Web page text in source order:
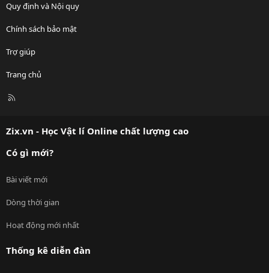
Quy định và Nội quy
Chính sách bảo mật
Trợ giúp
Trang chủ
R
Zix.vn - Học Vật lí Online chất lượng cao
Có gì mới?
Bài viết mới
Dòng thời gian
Hoạt động mới nhất
Thống kê diễn đàn